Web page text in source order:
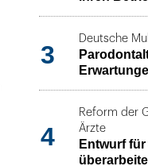
3
Deutsche
4
Reform der
Ärzte
Entwurf